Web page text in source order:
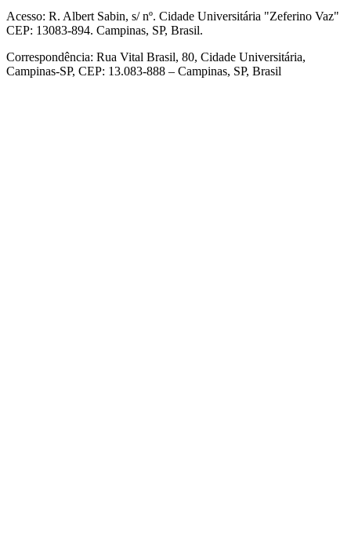
Acesso: R. Albert Sabin, s/ nº. Cidade Universitária "Zeferino Vaz"
CEP: 13083-894. Campinas, SP, Brasil.
Correspondência: Rua Vital Brasil, 80, Cidade Universitária,
Campinas-SP, CEP: 13.083-888 – Campinas, SP, Brasil